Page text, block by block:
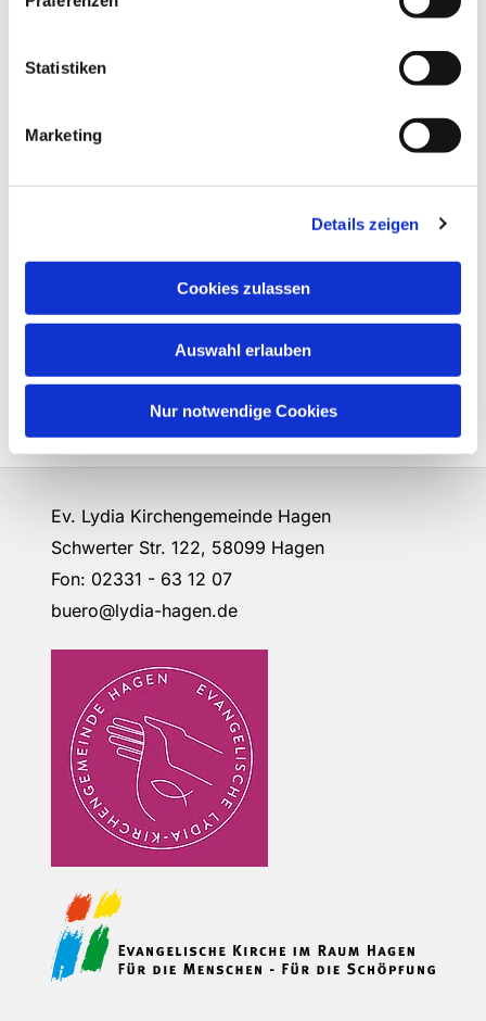
Statistiken
Marketing
Details zeigen
Cookies zulassen
Auswahl erlauben
Nur notwendige Cookies
Ev. Lydia Kirchengemeinde Hagen
Schwerter Str. 122, 58099 Hagen
Fon: 02331 - 63 12 07
buero@lydia-hagen.de